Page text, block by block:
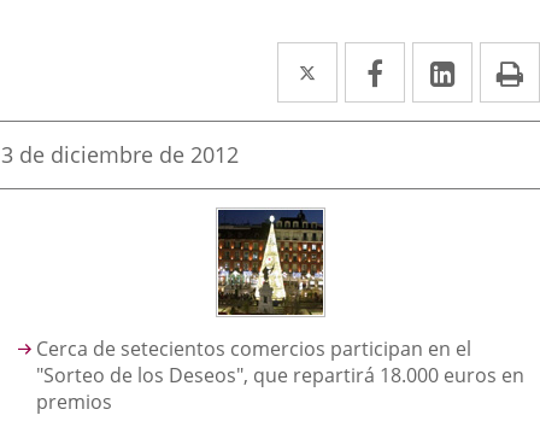
Twitter
Enlace
a
aplicación
externa.
Facebook
Enlace
a
aplicación
Enlace
a
Fecha
la
3 de diciembre de 2012
Descripción
Cerca de setecientos comercios participan en el
"Sorteo de los Deseos", que repartirá 18.000 euros en
premios